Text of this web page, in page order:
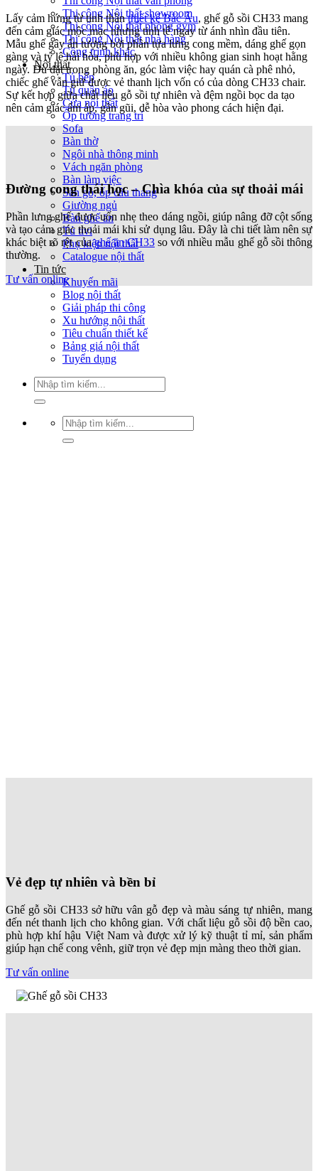
Thi công Nội thất showroom
Thi công Nội thất phòng gym
Thi công Nội thất nhà hàng
Công trình khác
Nội thất
Tủ bếp
Tủ quần áo
Cửa nội thất
Ốp tường trang trí
Sofa
Bàn thờ
Ngôi nhà thông minh
Vách ngăn phòng
Bàn làm việc
Sàn gỗ, ốp cầu thang
Giường ngủ
Bàn ghế ăn
Tủ tivi
Phụ kiện nội thất
Catalogue nội thất
Tin tức
Khuyến mãi
Blog nội thất
Giải pháp thi công
Xu hướng nội thất
Tiêu chuẩn thiết kế
Bảng giá nội thất
Tuyển dụng
Tìm
kiếm:
Tìm
kiếm:
Lấy cảm hứng từ tinh thầnthiết kế Bắc Âu, ghế gỗ sồi CH33 mang
đến cảm giác mộc mạc nhưng tinh tế ngay từ ánh nhìn đầu tiên.
Mẫu ghế gây ấn tượng bởi phần tựa lưng cong mềm, dáng ghế gọn
gàng và tỷ lệ hài hòa, phù hợp với nhiều không gian sinh hoạt hằng
ngày. Dù đặt trong phòng ăn, góc làm việc hay quán cà phê nhỏ,
chiếc ghế vẫn giữ được vẻ thanh lịch vốn có của dòng CH33 chair.
Sự kết hợp giữa chất liệu gỗ sồi tự nhiên và đệm ngồi bọc da tạo
nên cảm giác ấm áp, gần gũi, dễ hòa vào phong cách hiện đại.
Đường cong thái học – Chìa khóa của sự thoải mái
Phần lưng ghế được uốn nhẹ theo dáng ngồi, giúp nâng đỡ cột sống
và tạo cảm giác thoải mái khi sử dụng lâu. Đây là chi tiết làm nên sự
khác biệt rõ rệt củaghế ăn CH33so với nhiều mẫu ghế gỗ sồi thông
thường.
Tư vấn online
Vẻ đẹp tự nhiên và bền bỉ
Ghế gỗ sồi CH33 sở hữu vân gỗ đẹp và màu sáng tự nhiên, mang
đến nét thanh lịch cho không gian. Với chất liệu gỗ sồi độ bền cao,
phù hợp khí hậu Việt Nam và được xử lý kỹ thuật tỉ mỉ, sản phẩm
giúp hạn chế cong vênh, giữ trọn vẻ đẹp mịn màng theo thời gian.
Tư vấn online